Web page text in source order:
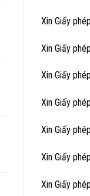
Xin Giấy
Xin Giấy
Xin Giấy
Xin Giấy
Xin Giấy
Xin Giấy
Xin Giấy